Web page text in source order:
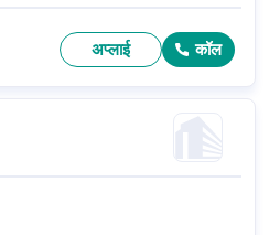
अप्लाई कॉल